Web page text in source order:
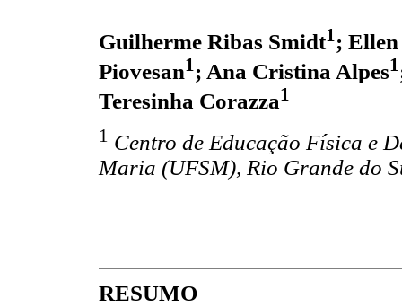
Guilherme Ribas Smidt1 ; Ellen
Piovesan1 ; Ana Cristina Alpes1
Teresinha Corazza1
1 Centro de Educação Física e
Maria (UFSM), Rio Grande do
RESUMO